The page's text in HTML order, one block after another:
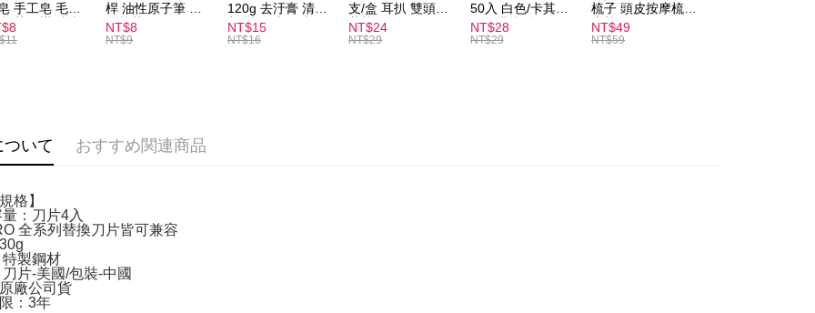
付款後全家取貨
配送毎にNT$60、NT$599以上で送料無料
手工皂 毛囊
菌除蟎 清潔
去油去痘 寵
桿 油性原子筆 黑
色筆芯 S304
NT$8
NT$9
120g 去汙膏 清潔
劑 鞋子 去汙漬 白
皮鞋 鞋油
NT$15
NT$16
支/盒 耳扒 雙頭棉
花棒
NT$24
NT$29
50入 白色/卡其色
圓形烘焙紙
NT$28
NT$29
梳子 頭皮按摩梳
木梳
NT$49
NT$59
いて おすすめ関連商品
格】
：刀片4入
全系列替換刀片皆可兼容
製鋼材
片-美國/包裝-中國
廠公司貨
：3年